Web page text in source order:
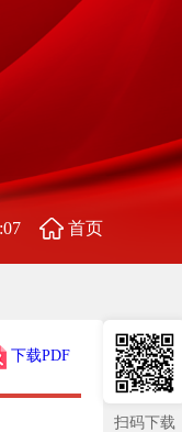
首页
下载PDF
扫码下载